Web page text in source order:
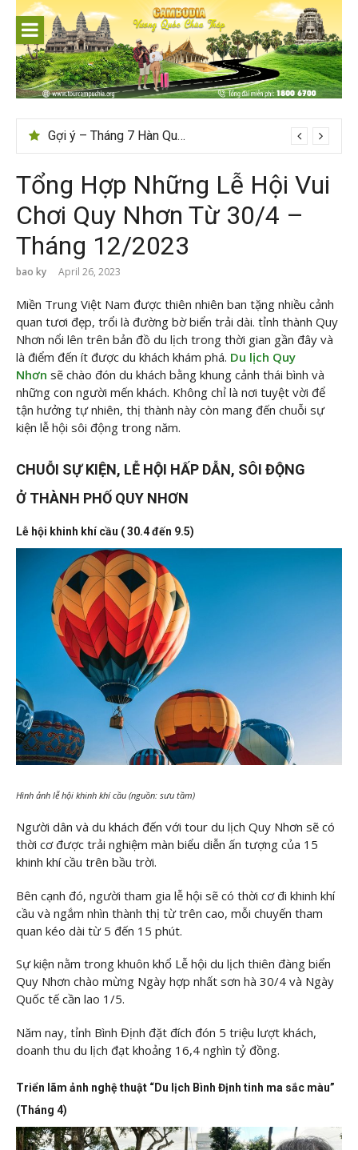
content
Tips du lịch Sri Lanka trọn vẹn cho người mới
Tổng Hợp Những Lễ Hội Vui
Chơi Quy Nhơn Từ 30/4 –
Tháng 12/2023
bao ky April 26, 2023
Miền Trung Việt Nam được thiên nhiên ban tặng nhiều cảnh
quan tươi đẹp, trổi là đường bờ biển trải dài. tỉnh thành Quy
Nhơn nổi lên trên bản đồ du lịch trong thời gian gần đây và
là điểm đến ít được du khách khám phá. Du lịch Quy
Nhơn sẽ chào đón du khách bằng khung cảnh thái bình và
những con người mến khách. Không chỉ là nơi tuyệt vời để
tận hưởng tự nhiên, thị thành này còn mang đến chuỗi sự
kiện lễ hội sôi động trong năm.
CHUỖI SỰ KIỆN, LỄ HỘI HẤP DẪN, SÔI ĐỘNG
Ở THÀNH PHỐ QUY NHƠN
Lễ hội khinh khí cầu ( 30.4 đến 9.5)
Hình ảnh lễ hội khinh khí cầu (nguồn: sưu tầm)
Người dân và du khách đến với tour du lịch Quy Nhơn sẽ có
thời cơ được trải nghiệm màn biểu diễn ấn tượng của 15
khinh khí cầu trên bầu trời.
Bên cạnh đó, người tham gia lễ hội sẽ có thời cơ đi khinh khí
cầu và ngắm nhìn thành thị từ trên cao, mỗi chuyến tham
quan kéo dài từ 5 đến 15 phút.
Sự kiện nằm trong khuôn khổ Lễ hội du lịch thiên đàng biển
Quy Nhơn chào mừng Ngày hợp nhất sơn hà 30/4 và Ngày
Quốc tế cần lao 1/5.
Năm nay, tỉnh Bình Định đặt đích đón 5 triệu lượt khách,
doanh thu du lịch đạt khoảng 16,4 nghìn tỷ đồng.
Triển lãm ảnh nghệ thuật “Du lịch Bình Định tinh ma sắc màu”
(Tháng 4)